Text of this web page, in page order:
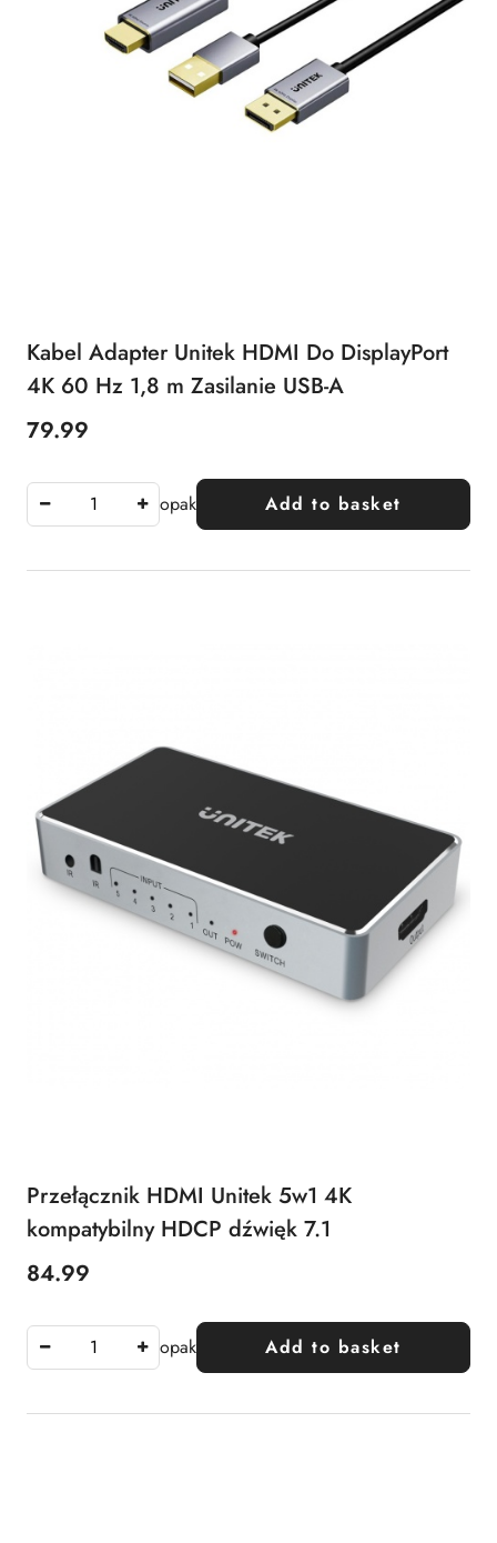
Kabel Adapter Unitek HDMI Do DisplayPort
4K 60 Hz 1,8 m Zasilanie USB-A
Price:
79.99
opak Add to basket
Przełącznik HDMI Unitek 5w1 4K
kompatybilny HDCP dźwięk 7.1
Price:
84.99
opak Add to basket